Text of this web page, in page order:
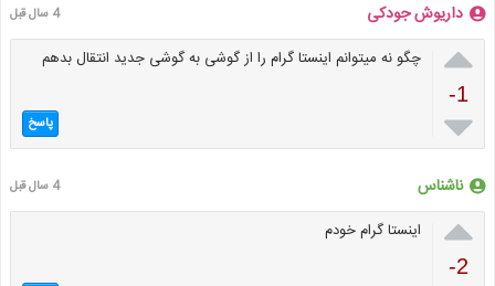
داریوش جودکی 4 سال قبل

-1

چگو نه میتوانم اینستا گرام را از گوشی به گوشی جدید انتقال بدهم
پاسخ
ناشناس 4 سال قبل

-2
اینستا گرام خودم